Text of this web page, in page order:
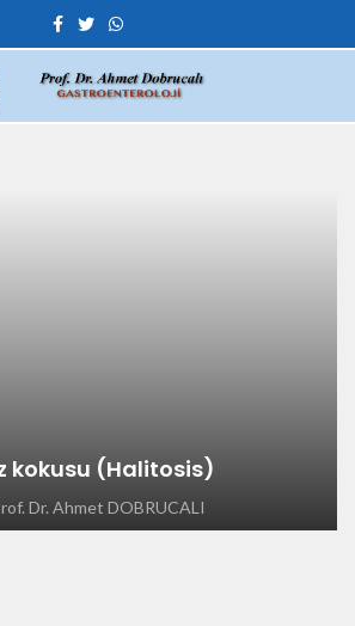
kokusu (Halitosis)
Dr. Ahmet DOBRUCALI